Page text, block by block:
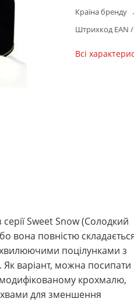
Країна бренду
Штрихкод EAN /
Всі
Sweet Snow (Солодкий
вона повністю
хвилюючими поцілунками з
варіант, можна посипати
крохмалю,
для зменшення